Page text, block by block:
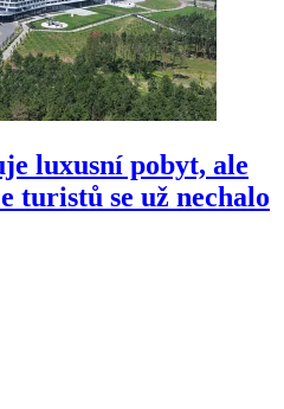
luxusní pobyt, ale
turistů se už nechalo